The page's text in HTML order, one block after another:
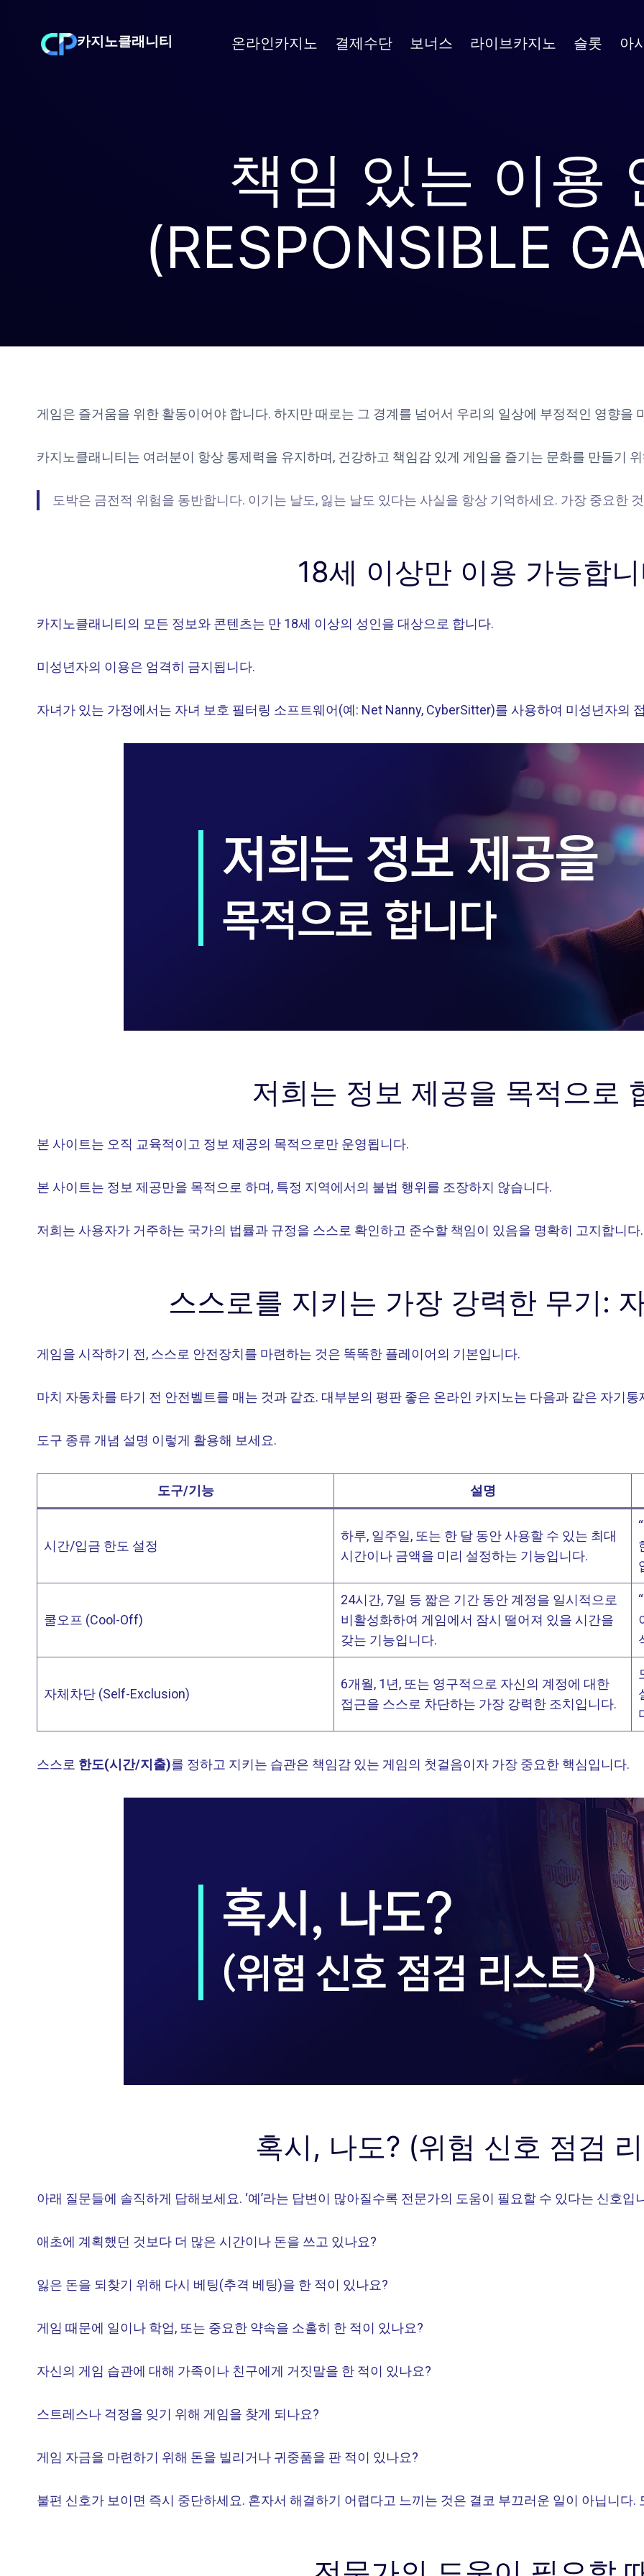
content
카지노클래니티 온라인카지노 결제수단 보너스 라이브카지노 슬롯 아
책임 있는 이용
(RESPONSIBLE
게임은 즐거움을 위한 활동이어야 합니다. 하지만 때로는 그 경계를 넘어서 우리의 일상에 부정적인 영향을
카지노클래니티는 여러분이 항상 통제력을 유지하며, 건강하고 책임감 있게 게임을 즐기는 문화를 만들기
도박은 금전적 위험을 동반합니다. 이기는 날도, 잃는 날도 있다는 사실을 항상 기억하세요. 가장 중요한
18세 이상만 이용 가능합
카지노클래니티의 모든 정보와 콘텐츠는 만 18세 이상의 성인을 대상으로 합니다.
미성년자의 이용은 엄격히 금지됩니다.
자녀가 있는 가정에서는 자녀 보호 필터링 소프트웨어(예: Net Nanny, CyberSitter)를 사용하여 미성년자의
저희는 정보 제공을 목적으로
본 사이트는 오직 교육적이고 정보 제공의 목적으로만 운영됩니다.
본 사이트는 정보 제공만을 목적으로 하며, 특정 지역에서의 불법 행위를 조장하지 않습니다.
저희는 사용자가 거주하는 국가의 법률과 규정을 스스로 확인하고 준수할 책임이 있음을 명확히 고지합니다.
스스로를 지키는 가장 강력한 무기:
게임을 시작하기 전, 스스로 안전장치를 마련하는 것은 똑똑한 플레이어의 기본입니다.
마치 자동차를 타기 전 안전벨트를 매는 것과 같죠. 대부분의 평판 좋은 온라인 카지노는 다음과 같은 자기
도구 종류 개념 설명 이렇게 활용해 보세요.
도구/기능 설명
시간/입금 한도 설정
하루, 일주일, 또는 한 달 동안 사용할 수 있는 최대
시간이나 금액을 미리 설정하는 기능입니다.
쿨오프 (Cool-Off)
24시간, 7일 등 짧은 기간 동안 계정을 일시적으로
비활성화하여 게임에서 잠시 떨어져 있을 시간을
갖는 기능입니다.
자체차단 (Self-Exclusion)
6개월, 1년, 또는 영구적으로 자신의 계정에 대한
접근을 스스로 차단하는 가장 강력한 조치입니다.
스스로 한도(시간/지출)를 정하고 지키는 습관은 책임감 있는 게임의 첫걸음이자 가장 중요한 핵심입니다.
혹시, 나도? (위험 신호 점검
아래 질문들에 솔직하게 답해보세요. ‘예’라는 답변이 많아질수록 전문가의 도움이 필요할 수 있다는 신호입
애초에 계획했던 것보다 더 많은 시간이나 돈을 쓰고 있나요?
잃은 돈을 되찾기 위해 다시 베팅(추격 베팅)을 한 적이 있나요?
게임 때문에 일이나 학업, 또는 중요한 약속을 소홀히 한 적이 있나요?
자신의 게임 습관에 대해 가족이나 친구에게 거짓말을 한 적이 있나요?
스트레스나 걱정을 잊기 위해 게임을 찾게 되나요?
게임 자금을 마련하기 위해 돈을 빌리거나 귀중품을 판 적이 있나요?
불편 신호가 보이면 즉시 중단하세요. 혼자서 해결하기 어렵다고 느끼는 것은 결코 부끄러운 일이 아닙니다